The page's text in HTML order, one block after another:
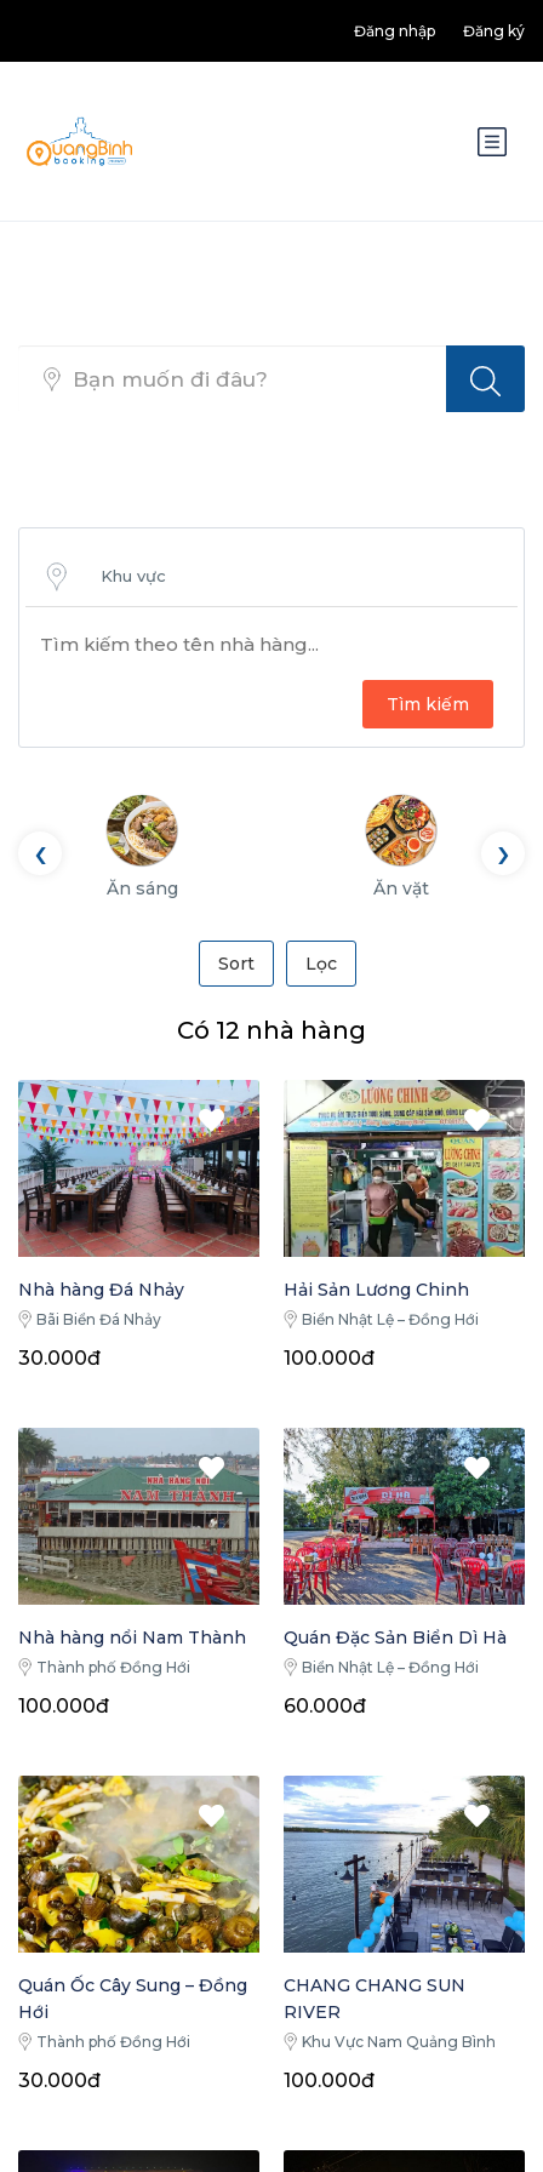
Đăng nhập Đăng ký
Khu vực
Tìm kiếm
Ăn sáng Ăn vặt
‹ ›
Sort Lọc
Có 12 nhà hàng
Nhà hàng Đá Nhảy
Bãi Biển Đá Nhảy
30.000đ
Hải Sản Lương Chinh
Biển Nhật Lệ – Đồng Hới
100.000đ
Nhà hàng nổi Nam Thành
Thành phố Đồng Hới
100.000đ
Quán Đặc Sản Biển Dì Hà
Biển Nhật Lệ – Đồng Hới
60.000đ
Quán Ốc Cây Sung – Đồng
Hới
Thành phố Đồng Hới
30.000đ
CHANG CHANG SUN
RIVER
Khu Vực Nam Quảng Bình
100.000đ